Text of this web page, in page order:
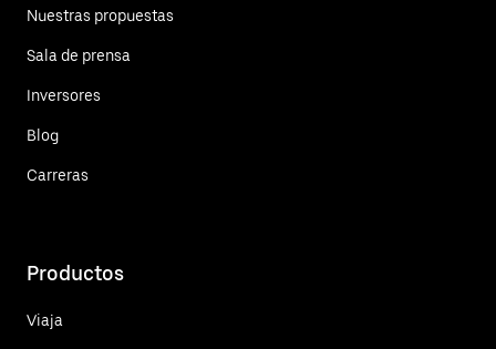
Nuestras propuestas
Sala de prensa
Inversores
Blog
Carreras
Productos
Viaja